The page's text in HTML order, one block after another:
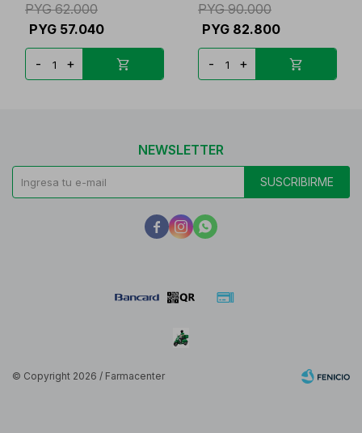
PYG 62.000
PYG 57.040
- +
PYG 90.000
PYG 82.800
- +
NEWSLETTER
SUSCRIBIRME
  
© Copyright 2026 / Farmacenter